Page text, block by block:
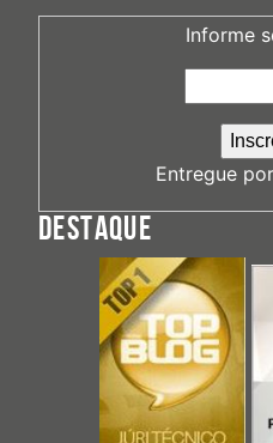
Informe
Entregue por
DESTAQUE